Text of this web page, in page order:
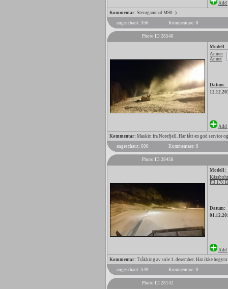
Add
Kommentar: Steingammal M90 :)
angeschaut: 356
Kommentare: 0
Photo ID 28540
Modell:
Annen
Annet
Datum:
Add
Kommentar: Maskin fra Norefjell. Har fått en god service
angeschaut: 600
Kommentare: 0
Photo ID 28458
Modell:
PB 170
Datum:
Add
Kommentar: Tråkking av sole 1. desember. Har ikke
angeschaut: 549
Kommentare: 0
Photo ID 28142